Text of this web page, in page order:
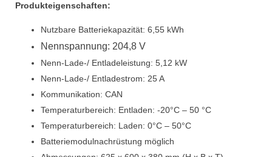
Produkteigenschaften:
Nutzbare Batteriekapazität: 6,55 kWh
Nennspannung: 204,8 V
Nenn-Lade-/ Entladeleistung: 5,12 kW
Nenn-Lade-/ Entladestrom: 25 A
Kommunikation: CAN
Temperaturbereich: Entladen: -20°C – 50 °C
Temperaturbereich: Laden: 0°C – 50°C
Batteriemodulnachrüstung möglich